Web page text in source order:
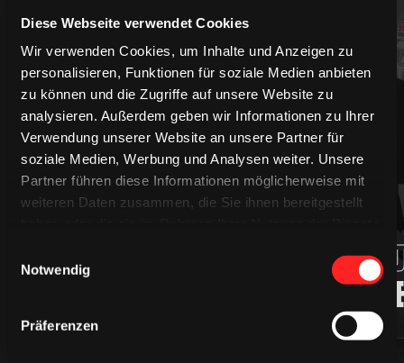
Diese Webseite verwendet Cookies
Wir verwenden Cookies, um Inhalte und Anzeigen zu
personalisieren, Funktionen für soziale Medien anbieten
zu können und die Zugriffe auf unsere Website zu
analysieren. Außerdem geben wir Informationen zu Ihrer
Verwendung unserer Website an unsere Partner für
soziale Medien, Werbung und Analysen weiter. Unsere
Partner führen diese Informationen möglicherweise mit
weiteren Daten zusammen, die Sie ihnen bereitgestellt
Notwendig
Präferenzen
94
ROBIN
PRESS
61